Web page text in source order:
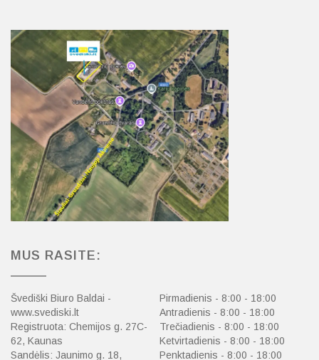
MUS RASITE:
Švediški Biuro Baldai -
www.svediski.lt
Registruota: Chemijos g. 27C-
62, Kaunas
Sandėlis: Jaunimo g. 18,
Pirmadienis - 8:00 - 18:00
Antradienis - 8:00 - 18:00
Trečiadienis - 8:00 - 18:00
Ketvirtadienis - 8:00 - 18:00
Penktadienis - 8:00 - 18:00